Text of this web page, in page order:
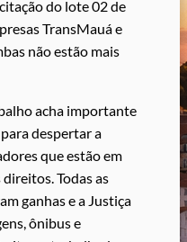
do lote 02 de
TransMauá e
não estão mais
acha importante
despertar a
que estão em
Todas as
ganhas e a Justiça
ônibus e